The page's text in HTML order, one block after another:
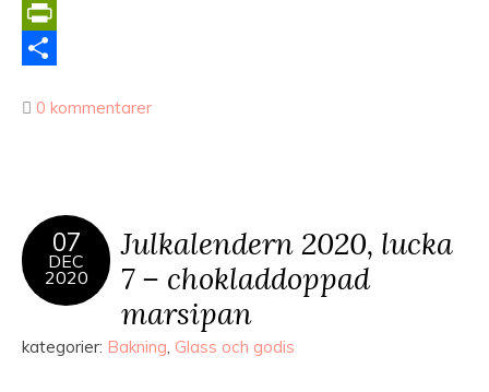
Copy
Link
PrintFriendly
0 kommentarer
07
DEC
2020
Julkalendern 2020, lucka
7 – chokladdoppad
marsipan
kategorier: Bakning, Glass och godis